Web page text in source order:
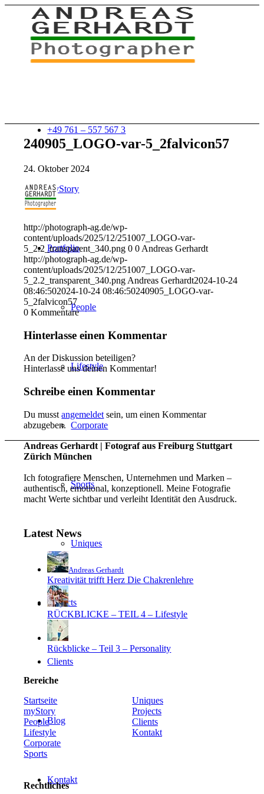
+49 761 – 557 567 3
myStory
Portfolio
People
Lifestyle
Corporate
Sports
Uniques
Projects
Clients
Blog
Kontakt
240905_LOGO-var-5_2falvicon57
24. Oktober 2024
http://photograph-ag.de/wp-
content/uploads/2025/12/251007_LOGO-var-
5_2.2_transparent_340.png 0 0 Andreas Gerhardt
http://photograph-ag.de/wp-
content/uploads/2025/12/251007_LOGO-var-
5_2.2_transparent_340.png Andreas Gerhardt2024-10-24
08:46:502024-10-24 08:46:50240905_LOGO-var-
5_2falvicon57
0 Kommentare
Hinterlasse einen Kommentar
An der Diskussion beteiligen?
Hinterlasse uns deinen Kommentar!
Schreibe einen Kommentar
Du musstangemeldet sein, um einen Kommentar
abzugeben.
Andreas Gerhardt | Fotograf aus Freiburg Stuttgart
Zürich München
Ich fotografiere Menschen, Unternehmen und Marken –
authentisch, emotional, konzeptionell. Meine Fotografie
macht Werte sichtbar und verleiht Identität den Ausdruck.
Latest News
Andreas Gerhardt
Kreativität trifft Herz Die Chakrenlehre
RÜCKBLICKE – TEIL 4 – Lifestyle
Rückblicke – Teil 3 – Personality
Bereiche
Startseite
myStory
People
Lifestyle
Corporate
Sports
Uniques
Projects
Clients
Kontakt
Rechtliches